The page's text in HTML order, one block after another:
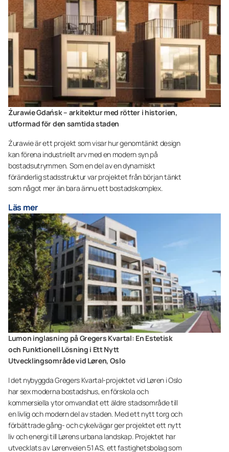
Żurawie Gdańsk – arkitektur med rötter i historien,
utformad för den samtida staden
Żurawie är ett projekt som visar hur genomtänkt design
kan förena industriellt arv med en modern syn på
bostadsutrymmen. Som en del av en dynamiskt
föränderlig stadsstruktur var projektet från början tänkt
som något mer än bara ännu ett bostadskomplex.
Läs mer
Lumon inglasning på Gregers Kvartal: En Estetisk
och Funktionell Lösning i Ett Nytt
Utvecklingsområde vid Løren, Oslo
I det nybyggda Gregers Kvartal-projektet vid Løren i Oslo
har sex moderna bostadshus, en förskola och
kommersiella ytor omvandlat ett äldre stadsområde till
en livlig och modern del av staden. Med ett nytt torg och
förbättrade gång- och cykelvägar ger projektet ett nytt
liv och energi till Lørens urbana landskap. Projektet har
utvecklats av Lørenveien 51 AS, ett fastighetsbolag som